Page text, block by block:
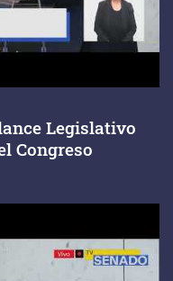
Legislativo
Congreso